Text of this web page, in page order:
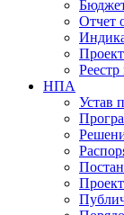
Отчет
НПА
Устав